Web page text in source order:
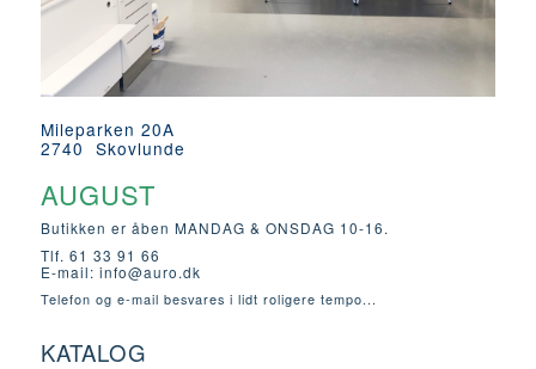
Mileparken 20A
2740 Skovlunde
AUGUST
Butikken er åben MANDAG & ONSDAG 10-16.
Tlf. 61 33 91 66
E-mail: info@auro.dk
Telefon og e-mail besvares i lidt roligere tempo...
KATALOG